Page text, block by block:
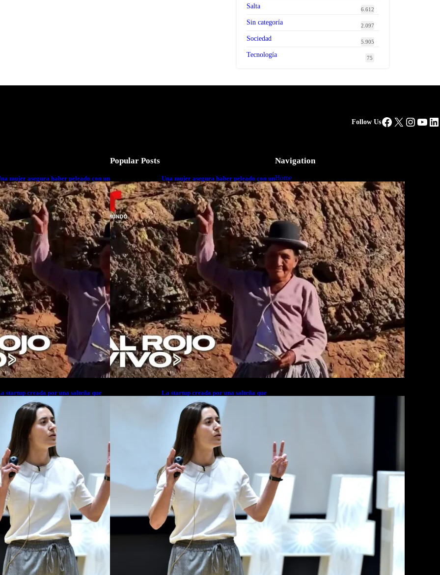
Salta 6.612
Sin categoría 2.097
Sociedad 5.905
Tecnología 75
Follow UsFacebook
X
mujer asegura haber peleado con un
cuerpo a cuerpo
startup creada por una salteña que
resolver el estrés financiero en
Popular Posts
Una mujer asegura haber peleado con un
extraterrestre cuerpo a cuerpo
La startup creada por una salteña que
busca resolver el estrés financiero en
Latinoamérica
Navigation
Home
Business
Lifestyle
Magazine
Photography
Travel
Technology